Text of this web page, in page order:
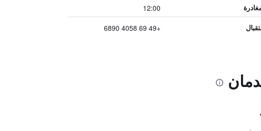
12:00
+49 69 4058 6890